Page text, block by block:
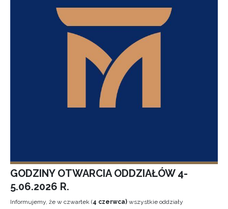
GODZINY OTWARCIA ODDZIAŁÓW 4-
5.06.2026 R.
Informujemy, że w czwartek (4 czerwca) wszystkie oddziały